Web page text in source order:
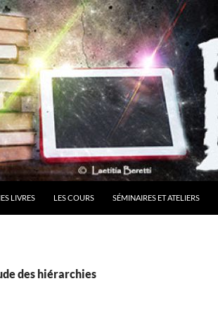
LIVRES LES COURS SÉMINAIRES ET ATELIERS
des hiérarchies